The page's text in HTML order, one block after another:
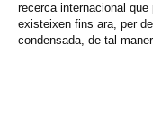
recerca internacional
existeixen fins ara, per
condensada, de tal